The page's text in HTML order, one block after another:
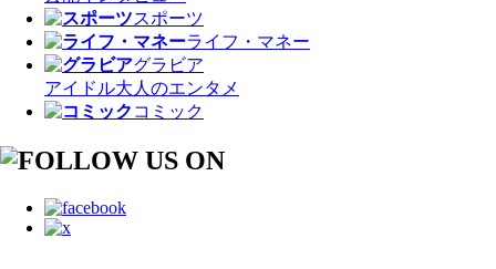
スポーツ
ライフ・マネー
グラビア
アイドル大人のエンタメ
コミック